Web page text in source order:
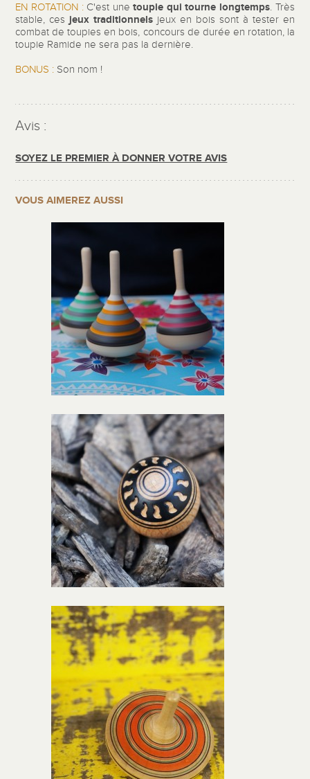
EN ROTATION :C'est une toupie qui tourne longtemps. Très
stable, cesjeuxtraditionnels jeux en bois sont à tester en
combat de toupies en bois, concours de durée en rotation, la
toupie Ramide ne sera pas la dernière.
BONUS : Son nom !
Avis :
SOYEZ LE PREMIER À DONNER VOTRE AVIS
VOUS AIMEREZ AUSSI